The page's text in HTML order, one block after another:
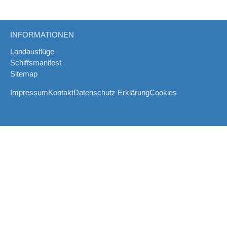
INFORMATIONEN
Landausflüge
Schiffsmanifest
Sitemap
ImpressumKontaktDatenschutz ErklärungCookies